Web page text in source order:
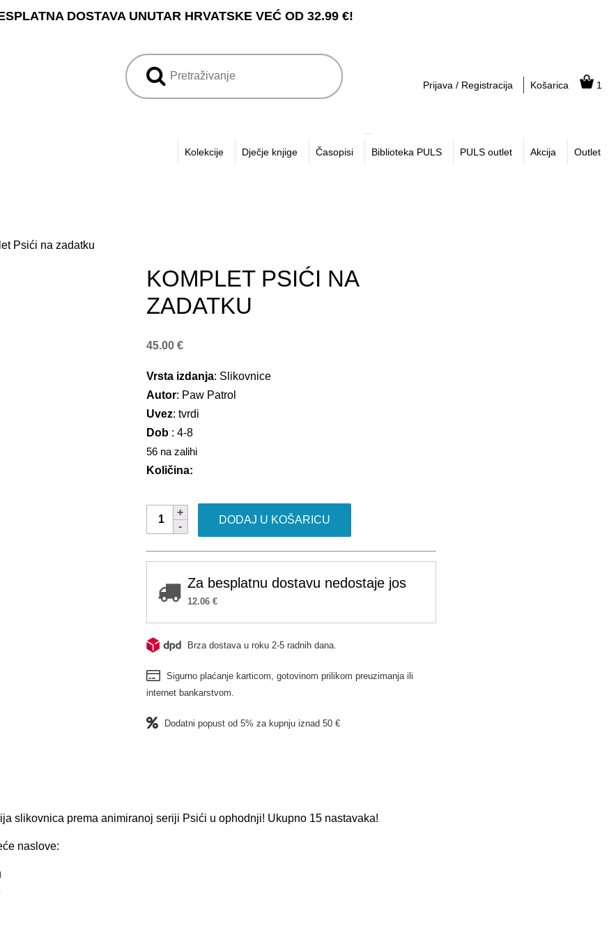
DOSTAVA UNUTAR HRVATSKE VEĆ OD 32.99 €!
Kolekcije Dječje knjige Časopisi Biblioteka PULS PULS outlet Akcija Outlet
Prijava / Registracija Košarica 1
Psići na zadatku
KOMPLET PSIĆI NA
ZADATKU
45.00€
Vrsta izdanja: Slikovnice
Autor: Paw Patrol
Uvez: tvrdi
Dob : 4-8
56 na zalihi
Količina:
Komplet
zadatku
DODAJ U KOŠARICU
Za besplatnu dostavu nedostaje jos
12.06€
Brza dostava u roku 2-5 radnih dana.
Sigurno plaćanje karticom, gotovinom prilikom preuzimanja ili
internet bankarstvom.
Dodatni popust od 5% za kupnju iznad 50 €
slikovnica prema animiranoj seriji Psići u ophodnji! Ukupno 15 nastavaka!
naslove: